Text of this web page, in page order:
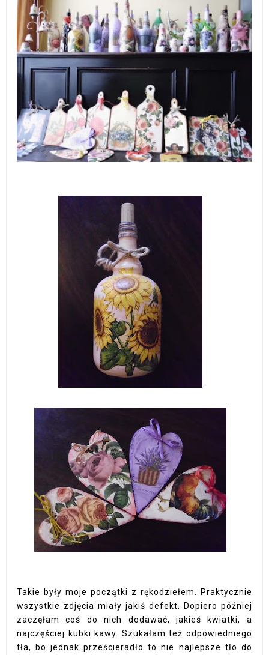
Takie były moje początki z rękodziełem. Praktycznie
wszystkie zdjęcia miały jakiś defekt. Dopiero później
zaczęłam coś do nich dodawać, jakieś kwiatki, a
najczęściej kubki kawy. Szukałam też odpowiedniego
tła, bo jednak prześcieradło to nie najlepsze tło do